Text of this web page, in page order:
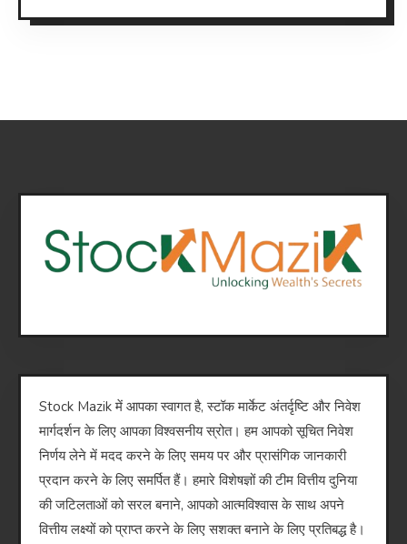
Stock Mazik में आपका स्वागत है, स्टॉक मार्केट अंतर्दृष्टि और निवेश
मार्गदर्शन के लिए आपका विश्वसनीय स्रोत। हम आपको सूचित निवेश
निर्णय लेने में मदद करने के लिए समय पर और प्रासंगिक जानकारी
प्रदान करने के लिए समर्पित हैं। हमारे विशेषज्ञों की टीम वित्तीय दुनिया
की जटिलताओं को सरल बनाने, आपको आत्मविश्वास के साथ अपने
वित्तीय लक्ष्यों को प्राप्त करने के लिए सशक्त बनाने के लिए प्रतिबद्ध है।